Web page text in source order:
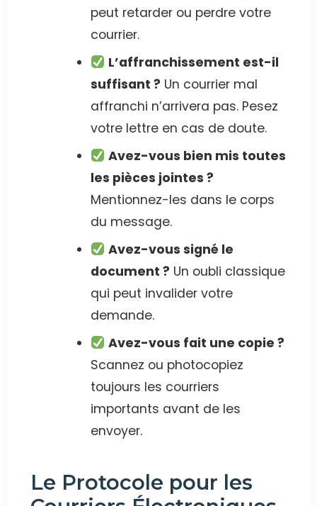
peut retarder ou perdre votre
courrier.
L’affranchissement est-il
suffisant ? Un courrier mal
affranchi n’arrivera pas. Pesez
votre lettre en cas de doute.
Avez-vous bien mis toutes
les pièces jointes ?
Mentionnez-les dans le corps
du message.
Avez-vous signé le
document ? Un oubli classique
qui peut invalider votre
demande.
Avez-vous fait une copie ?
Scannez ou photocopiez
toujours les courriers
importants avant de les
envoyer.
Le Protocole pour les